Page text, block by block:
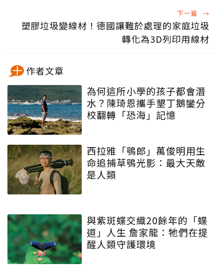
下一篇 →
塑膠垃圾變線材！德國讓難於處理的家庭垃圾
轉化為3D列印用線材
作者文章
為何這所小學的孩子都會潛
水？陳琦恩攜手墾丁鵝鑾分
校翻轉「恐海」記憶
西拉雅「鴞郎」萬俊明用生
命追捕草鴞光影：最大天敵
是人類
與紫斑蝶交織20餘年的「蝶
道」人生 詹家龍：牠們在提
醒人類守護環境